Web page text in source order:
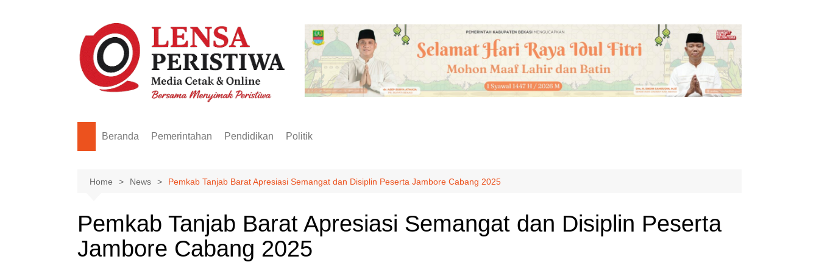
Beranda Pemerintahan Pendidikan Politik
Home News Pemkab Tanjab Barat Apresiasi Semangat dan Disiplin Peserta Jambore Cabang 2025
Pemkab Tanjab Barat Apresiasi Semangat dan Disiplin Peserta
Jambore Cabang 2025